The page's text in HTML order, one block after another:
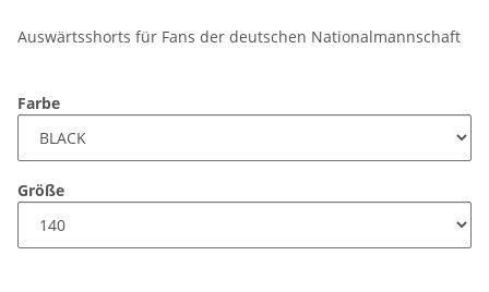
Auswärtsshorts für Fans der deutschen Nationalmannschaft
Farbe
Größe